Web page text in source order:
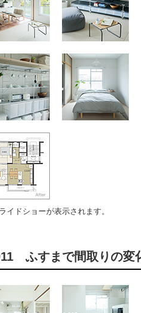
ドショーが表示されます。
ふすまで間取りの変